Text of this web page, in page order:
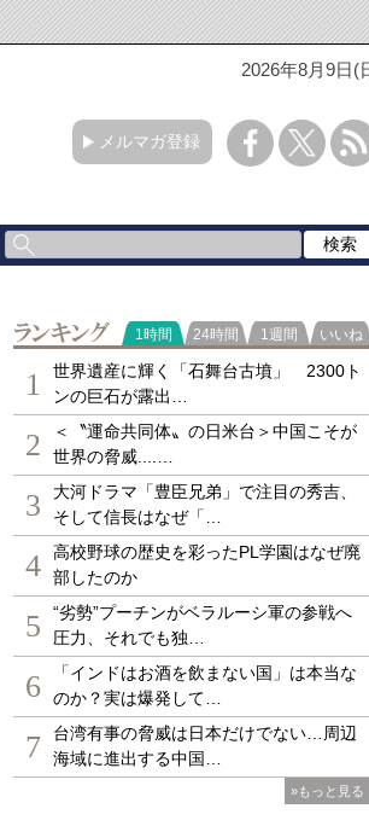
2026年8月9日(
メルマガ登録
ランキング
1時間 24時間 1週間 いいね
1
世界遺産に輝く「石舞台古墳」 2300ト
ンの巨石が露出…
2
＜〝運命共同体〟の日米台＞中国こそが
世界の脅威....…
3
大河ドラマ「豊臣兄弟」で注目の秀吉、
そして信長はなぜ「…
4
高校野球の歴史を彩ったPL学園はなぜ廃
部したのか
5
“劣勢”プーチンがベラルーシ軍の参戦へ
圧力、それでも独…
6
「インドはお酒を飲まない国」は本当な
のか？実は爆発して…
7
台湾有事の脅威は日本だけでない…周辺
海域に進出する中国…
»もっと見る